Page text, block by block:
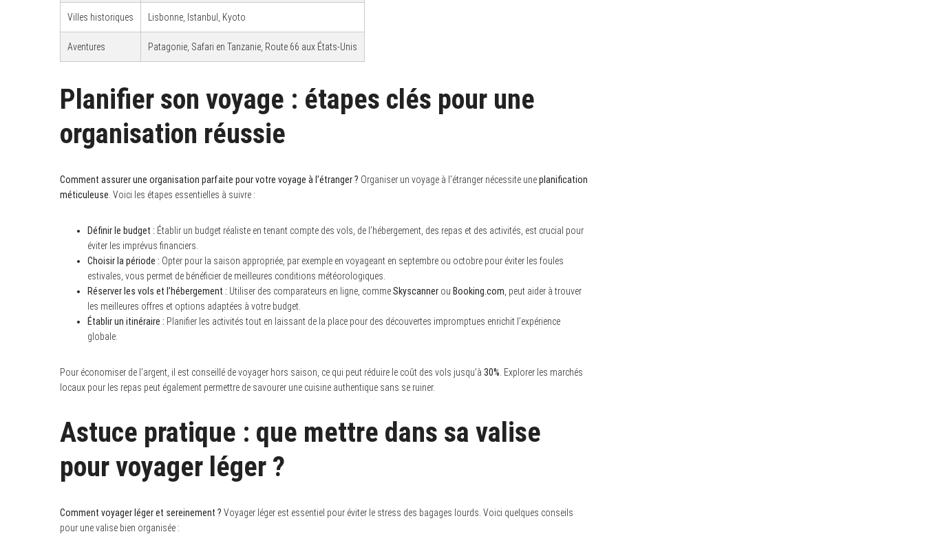
Villes historiques Lisbonne, Istanbul, Kyoto
Aventures Patagonie, Safari en Tanzanie, Route 66 aux États-Unis
Planifier son voyage : étapes clés pour une
organisation réussie
Comment assurer une organisation parfaite pour votre voyage à l’étranger ? Organiser un voyage à l’étranger nécessite uneplanification
méticuleuse . Voici les étapes essentielles à suivre :
Définir le budget : Établir un budget réaliste en tenant compte des vols, de l’hébergement, des repas et des activités, est crucial pour
éviter les imprévus financiers.
Choisir la période : Opter pour la saison appropriée, par exemple en voyageant en septembre ou octobre pour éviter les foules
estivales, vous permet de bénéficier de meilleures conditions météorologiques.
Réserver les vols et l’hébergement : Utiliser des comparateurs en ligne, commeSkyscanner ou Booking.com , peut aider à trouver
les meilleures offres et options adaptées à votre budget.
Établir un itinéraire : Planifier les activités tout en laissant de la place pour des découvertes impromptues enrichit l’expérience
globale.
Pour économiser de l’argent, il est conseillé de voyager hors saison, ce qui peut réduire le coût des vols jusqu’à 30% . Explorer les marchés
locaux pour les repas peut également permettre de savourer une cuisine authentique sans se ruiner.
Astuce pratique : que mettre dans sa valise
pour voyager léger ?
Comment voyager léger et sereinement ? Voyager léger est essentiel pour éviter le stress des bagages lourds. Voici quelques conseils
pour une valise bien organisée :
e
f
: